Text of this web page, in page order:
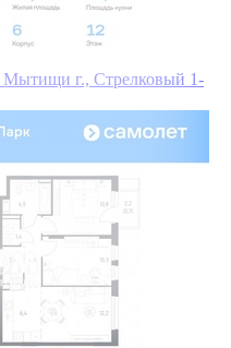
Мытищи г., Стрелковый 1-